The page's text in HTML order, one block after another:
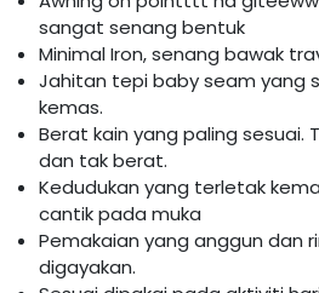
sangat senang bentuk
Minimal Iron, senang bawak
Jahitan tepi baby seam yang
kemas.
Berat kain yang paling sesuai.
dan tak berat.
Kedudukan yang terletak
cantik pada muka
Pemakaian yang anggun dan
digayakan.